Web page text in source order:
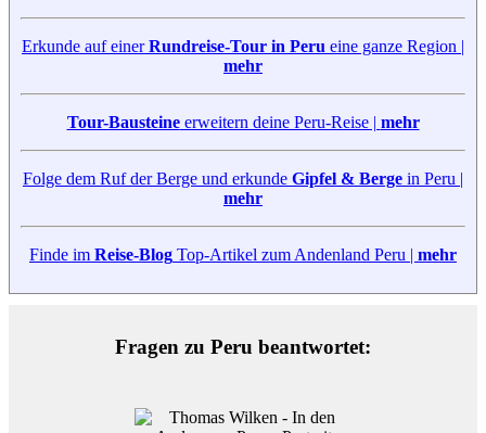
Erkunde auf einerRundreise-Tour in Peru eine ganze Region |
mehr
Tour-Bausteineerweitern deine Peru-Reise | mehr
Folge dem Ruf der Berge und erkunde Gipfel & Berge in Peru |
mehr
Finde im Reise-Blog Top-Artikel zum Andenland Peru | mehr
Fragen zu Peru beantwortet: